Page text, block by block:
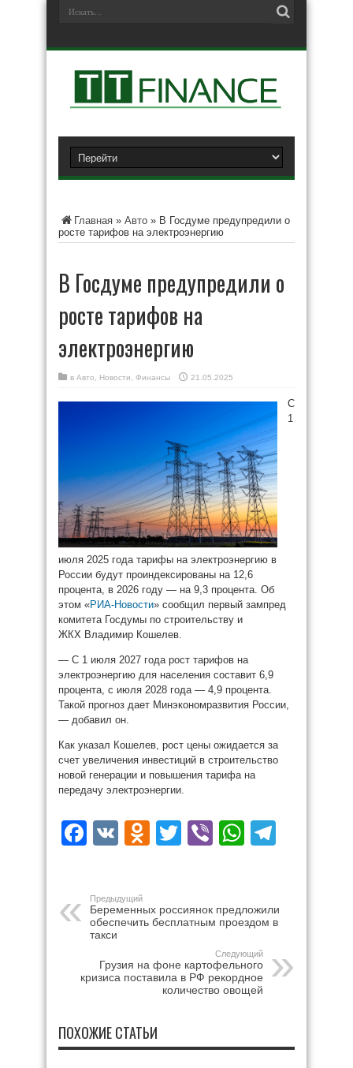
Главная » Авто » В Госдуме предупредили о
росте тарифов на электроэнергию
В Госдуме предупредили о
росте тарифов на
электроэнергию
в Авто Новости Финансы 21.05.2025
С
1
июля 2025 года тарифы на электроэнергию в
России будут проиндексированы на 12,6
процента, в 2026 году — на 9,3 процента. Об
этом «РИА-Новости» сообщил первый зампред
комитета Госдумы по строительству и
ЖКХ Владимир Кошелев.
— С 1 июля 2027 года рост тарифов на
электроэнергию для населения составит 6,9
процента, с июля 2028 года — 4,9 процента.
Такой прогноз дает Минэкономразвития России,
— добавил он.
Как указал Кошелев, рост цены ожидается за
счет увеличения инвестиций в строительство
новой генерации и повышения тарифа на
передачу электроэнергии.
Facebook
VK Odnoklassniki
Twitter
Viber
Предыдущий
Беременных россиянок предложили
обеспечить бесплатным проездом в
такси
Следующий
Грузия на фоне картофельного
кризиса поставила в РФ рекордное
количество овощей
ПОХОЖИЕ СТАТЬИ